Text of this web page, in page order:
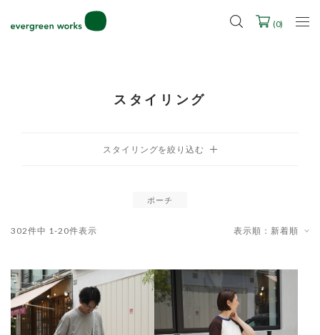
2027年ご入学用ランドセル受注会スケジュール
(0)
スタイリング
ポーチ
表示順：新着順
302件中 1-20件表示